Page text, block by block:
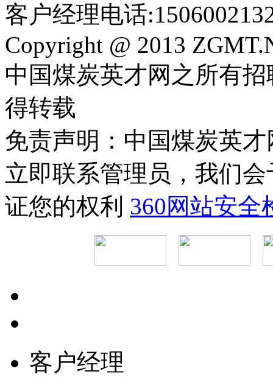
客户经理电话
Copyright @ 2013
中国煤炭英才网之所有
得转载
免责声明：中国煤炭英
立即联系管理员，我们
证您的权利 360网站安全
客户经理